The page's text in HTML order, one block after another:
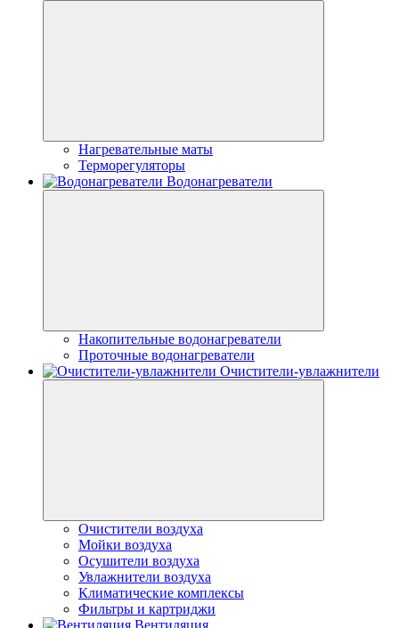
Нагревательные маты
Терморегуляторы
Водонагреватели
Накопительные водонагреватели
Проточные водонагреватели
Очистители-увлажнители
Очистители воздуха
Мойки воздуха
Осушители воздуха
Увлажнители воздуха
Климатические комплексы
Фильтры и картриджи
Вентиляция